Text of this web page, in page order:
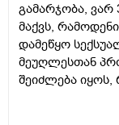
წამალს ვსვავ
მაინტერესებს
სპეციალისტი.
გამარჯობა,
მაქვს,
დამეწყო
მეუღლესთან
შეიძლება
პროფილის